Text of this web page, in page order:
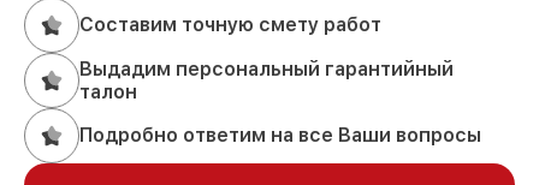
Составим точную смету работ
Выдадим персональный гарантийный
талон
Подробно ответим на все Ваши вопросы